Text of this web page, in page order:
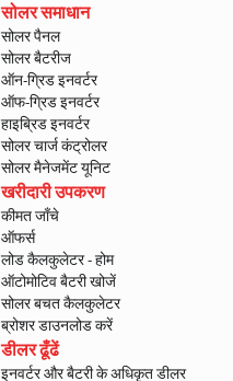
सोलर समाधान
सोलर पैनल
सोलर बैटरीज
ऑन-ग्रिड इनवर्टर
ऑफ-ग्रिड इनवर्टर
हाइब्रिड इनवर्टर
सोलर चार्ज कंट्रोलर
सोलर मैनेजमेंट यूनिट
खरीदारी उपकरण
कीमत जाँचे
ऑफर्स
लोड कैलकुलेटर - होम
ऑटोमोटिव बैटरी खोजें
सोलर बचत कैलकुलेटर
ब्रोशर डाउनलोड करें
डीलर ढूँढें
इनवर्टर और बैटरी के अधिकृत डीलर